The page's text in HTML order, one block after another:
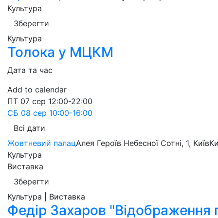
Культура
Зберегти
Культура
Толока у МЦКМ
Дата та час
Add to calendar
ПТ 07 сер 12:00-22:00
СБ 08 сер 10:00-16:00
Всі дати
Жовтневий палацАлея Героїв Небесної Сотні, 1, Київ
Культура
Виставка
Зберегти
Культура | Виставка
Федір Захаров "Відображення